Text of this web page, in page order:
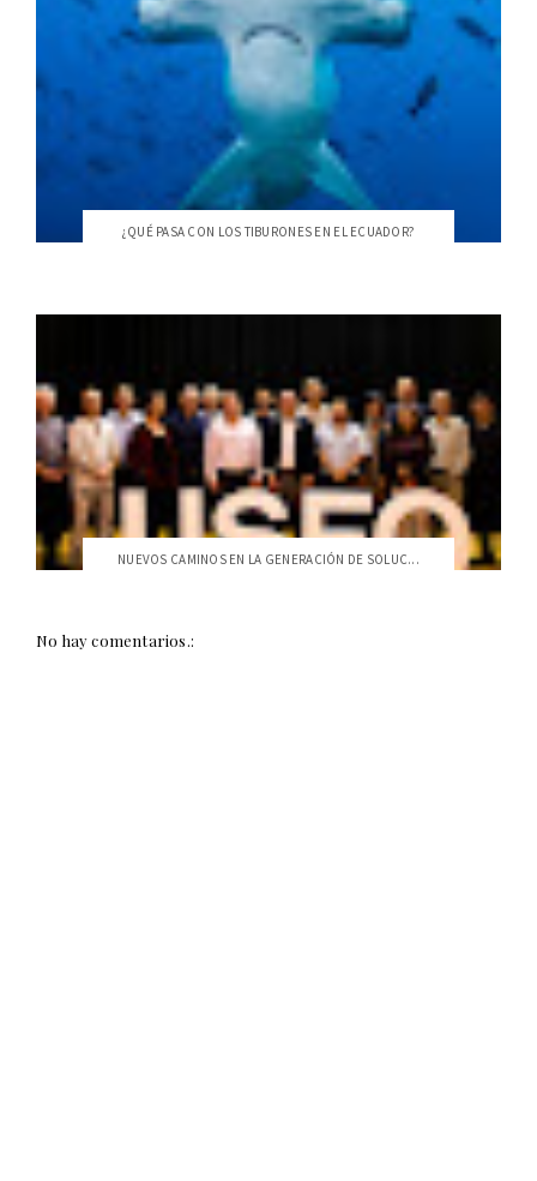
¿QUÉ PASA CON LOS TIBURONES EN EL ECUADOR?
NUEVOS CAMINOS EN LA GENERACIÓN DE SOLUC...
No hay comentarios.: